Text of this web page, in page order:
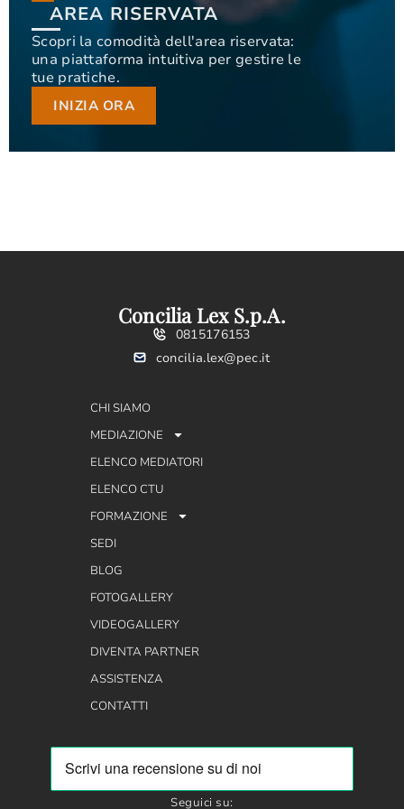
AREA RISERVATA
Scopri la comodità dell'area riservata:
una piattaforma intuitiva per gestire le
tue pratiche.
INIZIA ORA
ACCESSO
AREA RISERVATA
Scopri la comodità dell'area riservata: una
piattaforma intuitiva per gestire le tue pratiche.
INIZIA ORA
Concilia Lex S.p.A.
0815176153
concilia.lex@pec.it
CHI SIAMO
MEDIAZIONE
ELENCO MEDIATORI
ELENCO CTU
FORMAZIONE
SEDI
BLOG
FOTOGALLERY
VIDEOGALLERY
DIVENTA PARTNER
ASSISTENZA
CONTATTI
Seguici su: